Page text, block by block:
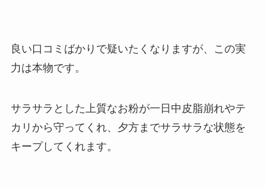
良い口コミばかりで疑いたくなりますが、この実
力は本物です。
サラサラとした上質なお粉が一日中皮脂崩れやテ
カリから守ってくれ、夕方までサラサラな状態を
キープしてくれます。